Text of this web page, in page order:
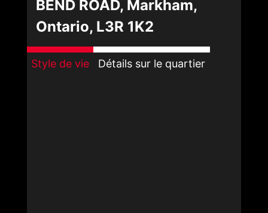
BEND ROAD, Markham,
Ontario, L3R 1K2
Style de vie Détails sur le quartier